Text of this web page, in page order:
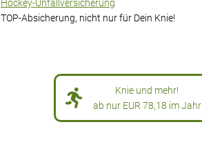
Hockey-Unfallversicherung
TOP-Absicherung, nicht nur für Dein Knie!
Knie und mehr!
ab nur EUR 78,18 im Jahr